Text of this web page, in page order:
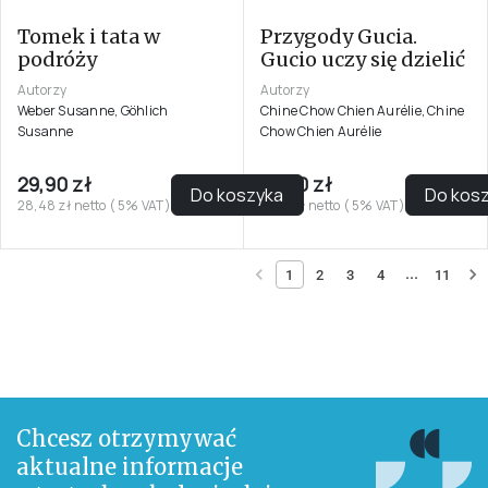
Tomek i tata w
podróży
Autorzy
Weber Susanne, Göhlich
Susanne
29,90 zł
28,48 zł netto ( 5% VAT) Do koszyka
Przygody Gucia.
Gucio uczy się dzielić
Autorzy
Chine Chow Chien Aurélie, Chine
Chow Chien Aurélie
16,90 zł
16,10 zł netto ( 5% VAT) Do
1 2 3 4 ... 11
Chcesz otrzymywać
aktualne informacje